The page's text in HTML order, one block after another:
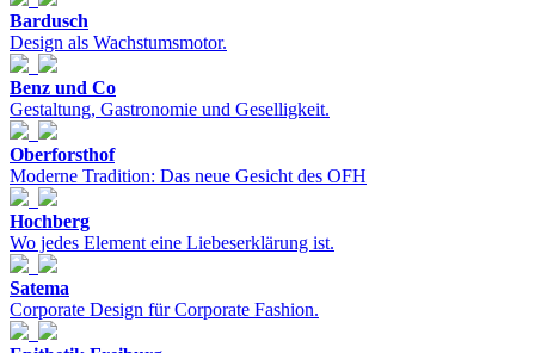
Bardusch
Design als Wachstumsmotor.
Benz und Co
Gestaltung, Gastronomie und Geselligkeit.
Oberforsthof
Moderne Tradition: Das neue Gesicht des OFH
Hochberg
Wo jedes Element eine Liebeserklärung ist.
Satema
Corporate Design für Corporate Fashion.